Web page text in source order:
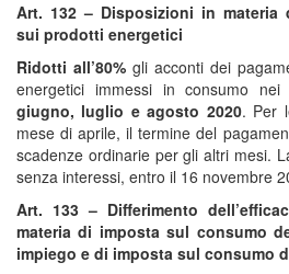
Art. 132 – Disposizioni in materia
sui prodotti energetici
Ridotti all’80% gli acconti dei
energetici immessi in consumo
giugno, luglio e agosto 2020. Per
mese di aprile, il termine del
scadenze ordinarie per gli altri mesi.
senza interessi, entro il 16 novembre
Art. 133 – Differimento
materia di imposta sul consumo
impiego e di imposta sul consumo